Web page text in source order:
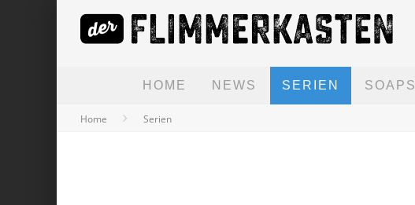
HOME NEWS SERIEN SOAPS
Home Serien